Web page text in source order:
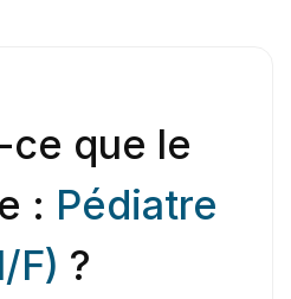
ce que le
: Pédiatre
F) ?